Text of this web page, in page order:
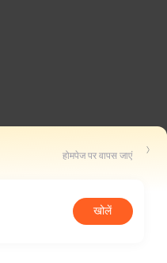
होमपेज पर वापस जाएं
खोलें